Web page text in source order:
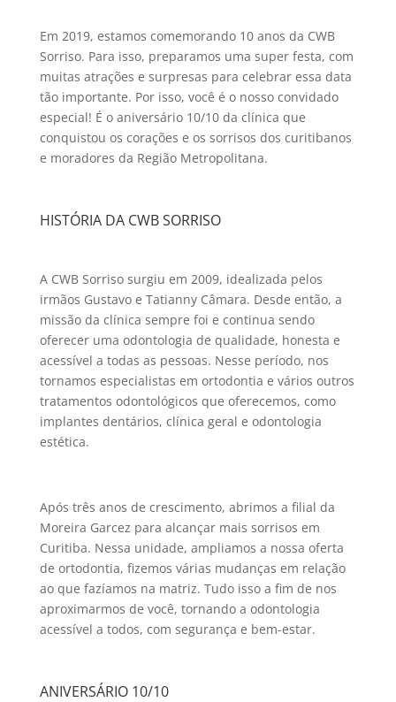
Em 2019, estamos comemorando 10 anos da CWB
Sorriso. Para isso, preparamos uma super festa, com
muitas atrações e surpresas para celebrar essa data
tão importante. Por isso, você é o nosso convidado
especial! É o aniversário 10/10 da clínica que
conquistou os corações e os sorrisos dos curitibanos
e moradores da Região Metropolitana.
HISTÓRIA DA CWB SORRISO
A CWB Sorriso surgiu em 2009, idealizada pelos
irmãos Gustavo e Tatianny Câmara. Desde então, a
missão da clínica sempre foi e continua sendo
oferecer uma odontologia de qualidade, honesta e
acessível a todas as pessoas. Nesse período, nos
tornamos especialistas em ortodontia e vários outros
tratamentos odontológicos que oferecemos, como
implantes dentários, clínica geral e odontologia
estética.
Após três anos de crescimento, abrimos a filial da
Moreira Garcez para alcançar mais sorrisos em
Curitiba. Nessa unidade, ampliamos a nossa oferta
de ortodontia, fizemos várias mudanças em relação
ao que fazíamos na matriz. Tudo isso a fim de nos
aproximarmos de você, tornando a odontologia
acessível a todos, com segurança e bem-estar.
ANIVERSÁRIO 10/10